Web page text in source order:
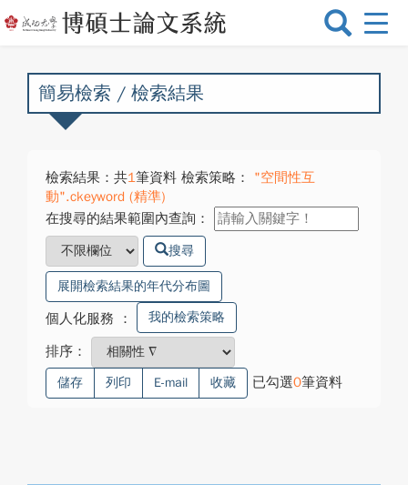
選
換
簡易檢索 / 檢索結果
檢索結果：共1筆資料 檢索策略：
"空間性互
動".ckeyword (精準)
在搜尋的結果範圍內查詢：
搜尋
展開檢索結果的年代分布圖
個人化服務 ： 我的檢索策略
排序：
儲存 列印 E-mail 收藏 已勾選0筆資料